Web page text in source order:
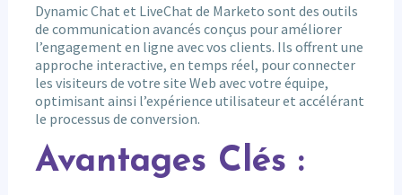
Dynamic Chat et LiveChat de Marketo sont des outils
de communication avancés conçus pour améliorer
l’engagement en ligne avec vos clients. Ils offrent une
approche interactive, en temps réel, pour connecter
les visiteurs de votre site Web avec votre équipe,
optimisant ainsi l’expérience utilisateur et accélérant
le processus de conversion.
Avantages Clés :